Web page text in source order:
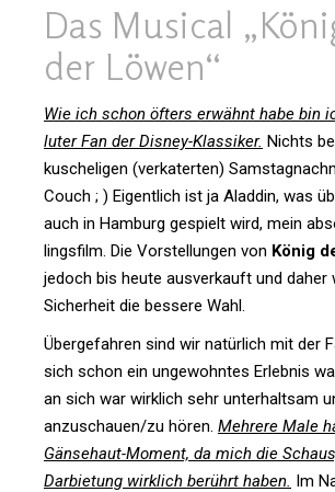
Das Musical
der Löwen“
Wie ich schon öfters erwähnt habe bin
luter Fan der Disney-Klas­siker. Nichts
kusche­ligen (ver­ka­terten)
Couch ; ) Eigent­lich ist ja Aladdin, was
auch in Ham­burg gespielt wird, mein
lings­film. Die Vor­stel­lungen von König
jedoch bis heute aus­ver­kauft und daher
Sicher­heit die bes­sere Wahl.
Über­ge­fahren sind wir natür­lich mit der
sich schon ein unge­wohntes Erlebnis
an sich war wirk­lich sehr unter­haltsam
anzuschauen/​zu hören. Meh­rere Male
Gän­se­haut-Moment, da mich die
Dar­bie­tung wirk­lich berührt haben. Im